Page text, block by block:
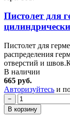
Пистолет для
Пистолет для
распределения
отверстий и
В наличии
665 руб.
Авторизуйтесь и
−
В корзину